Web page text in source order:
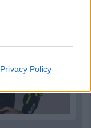
Privacy Policy